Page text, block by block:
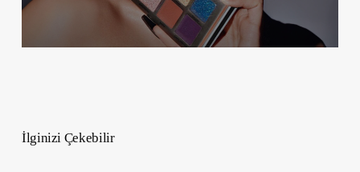
İlginizi Çekebilir